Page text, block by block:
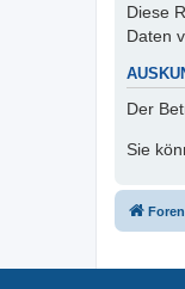
Diese
Daten
Der
Sie